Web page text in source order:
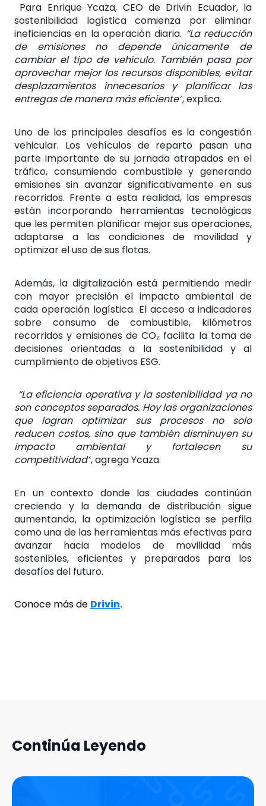
Para Enrique Ycaza, CEO de Drivin Ecuador, la
sostenibilidad logística comienza por eliminar
ineficiencias en la operación diaria. “La reducción
de emisiones no depende únicamente de
cambiar el tipo de vehículo. También pasa por
aprovechar mejor los recursos disponibles, evitar
desplazamientos innecesarios y planificar las
entregas de manera más eficiente”, explica.
Uno de los principales desafíos es la congestión
vehicular. Los vehículos de reparto pasan una
parte importante de su jornada atrapados en el
tráfico, consumiendo combustible y generando
emisiones sin avanzar significativamente en sus
recorridos. Frente a esta realidad, las empresas
están incorporando herramientas tecnológicas
que les permiten planificar mejor sus operaciones,
adaptarse a las condiciones de movilidad y
optimizar el uso de sus flotas.
Además, la digitalización está permitiendo medir
con mayor precisión el impacto ambiental de
cada operación logística. El acceso a indicadores
sobre consumo de combustible, kilómetros
recorridos y emisiones de CO₂ facilita la toma de
decisiones orientadas a la sostenibilidad y al
cumplimiento de objetivos ESG.
“La eficiencia operativa y la sostenibilidad ya no
son conceptos separados. Hoy las organizaciones
que logran optimizar sus procesos no solo
reducen costos, sino que también disminuyen su
impacto ambiental y fortalecen su
competitividad”, agrega Ycaza.
En un contexto donde las ciudades continúan
creciendo y la demanda de distribución sigue
aumentando, la optimización logística se perfila
como una de las herramientas más efectivas para
avanzar hacia modelos de movilidad más
sostenibles, eficientes y preparados para los
desafíos del futuro.
Conoce más de Drivin.
Continúa Leyendo